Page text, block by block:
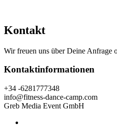
Kontakt
Wir freuen uns über Deine Anfrage
Kontaktinformationen
+34 -6281777348
info@fitness-dance-camp.com
Greb Media Event GmbH